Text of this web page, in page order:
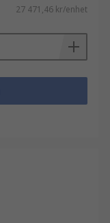
27 471,46 kr/enhet